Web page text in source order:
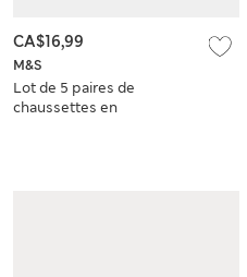
M&S
Lot de 5 paires de
chaussettes en
CA$16,99